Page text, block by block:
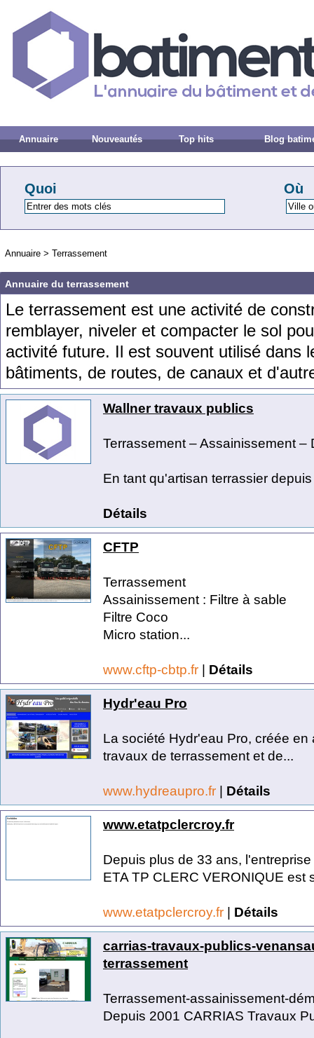
Annuaire Nouveautés Top hits Blog
Quoi Où
Annuaire > Terrassement
Annuaire du terrassement
Le terrassement est une activité de
remblayer, niveler et compacter le sol
activité future. Il est souvent utilisé dans
bâtiments, de routes, de canaux et d'aut
Wallner travaux publics
Terrassement – Assainissement –
En tant qu'artisan terrassier
Détails
CFTP
Terrassement
Assainissement : Filtre à sable
Filtre Coco
Micro station...
www.cftp-cbtp.fr | Détails
Hydr'eau Pro
La société Hydr'eau Pro, créée
travaux de terrassement et de...
www.hydreaupro.fr | Détails
www.etatpclercroy.fr
Depuis plus de 33 ans,
ETA TP CLERC VERONIQUE est
www.etatpclercroy.fr | Détails
carrias-travaux-publics-
terrassement
Terrassement-assainissement-
Depuis 2001 CARRIAS Travaux